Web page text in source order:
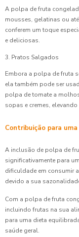
A polpa de fruta
mousses, gelatinas ou
conferem um toque
e deliciosas.
3. Pratos Salgados
Embora a polpa de fruta
ela também pode ser
polpa de tomate a
sopas e cremes,
Contribuição para
A inclusão de polpa de
significativamente para
dificuldade em consumir
devido a sua
Com a polpa de fruta
incluindo frutas na sua
para uma dieta
saúde geral.